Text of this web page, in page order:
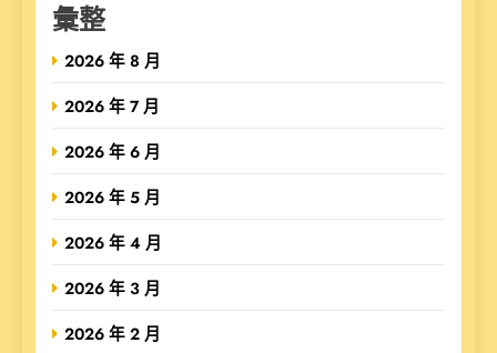
彙整
2026 年 8 月
2026 年 7 月
2026 年 6 月
2026 年 5 月
2026 年 4 月
2026 年 3 月
2026 年 2 月